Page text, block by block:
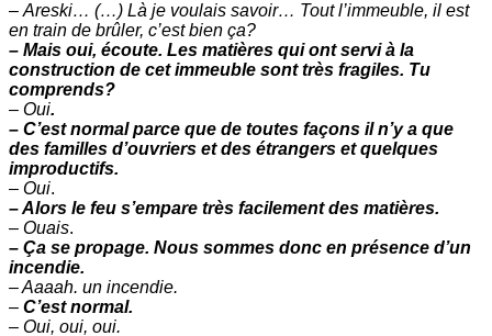
– Areski… (…) Là je voulais savoir… Tout l’immeuble, il est
en train de brûler, c’est bien ça?
– Mais oui, écoute. Les matières qui ont servi à la
construction de cet immeuble sont très fragiles. Tu
comprends?
– Oui.
– C’est normal parce que de toutes façons il n’y a que
des familles d’ouvriers et des étrangers et quelques
improductifs.
– Oui.
– Alors le feu s’empare très facilement des matières.
– Ouais.
– Ça se propage. Nous sommes donc en présence d’un
incendie.
– Aaaah. un incendie.
– C’est normal.
– Oui, oui, oui.